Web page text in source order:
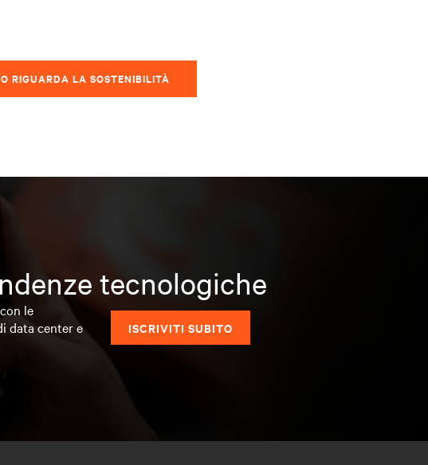
RIGUARDA LA SOSTENIBILITÀ
tecnologiche
le
data center e
ISCRIVITI SUBITO